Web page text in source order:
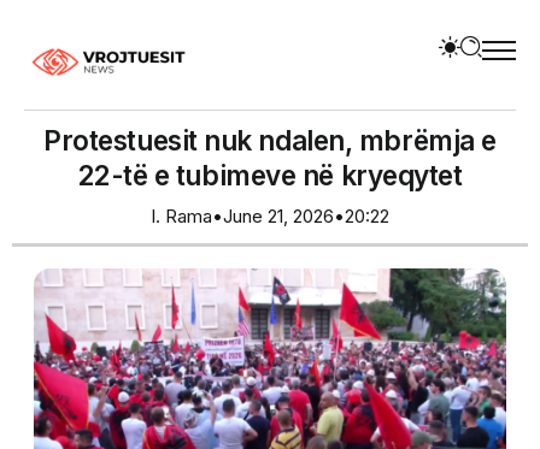
Protestuesit nuk ndalen, mbrëmja e
22-të e tubimeve në kryeqytet
I. Rama•June 21, 2026•20:22